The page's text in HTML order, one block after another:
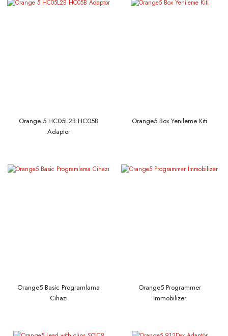
Orange 5 HC05L2B HC05B
Adaptör
Orange5 Box Yenileme Kiti
Orange5 Basic Programlama
Cihazı
Orange5 Programmer
İmmobilizer